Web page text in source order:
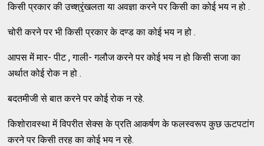
किसी प्रकार की उच्श्रृंखलता या अवज्ञा करने पर किसी का कोई भय न हो .
चोरी करने पर भी किसी प्रकार के दण्ड का कोई भय न हो .
आपस में मार- पीट , गाली- गलौज करने पर कोई भय न हो किसी सजा का
अर्थात कोई रोक न हो .
बदतमीजी से बात करने पर कोई रोक न रहे.
किशोरावस्था में विपरीत सेक्स के प्रति आकर्षण के फलस्वरूप कुछ ऊटपटांग
करने पर किसी तरह का कोई भय न रहे.